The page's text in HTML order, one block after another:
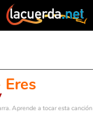
Aprende a tocar esta canción